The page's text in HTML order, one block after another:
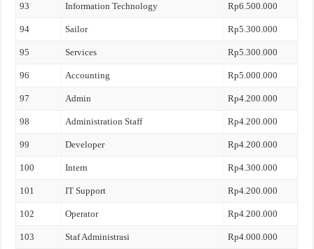
93 Information Technology Rp6.500.000
94 Sailor Rp5.300.000
95 Services Rp5.300.000
96 Accounting Rp5.000.000
97 Admin Rp4.200.000
98 Administration Staff Rp4.200.000
99 Developer Rp4.200.000
100 Intern Rp4.300.000
101 IT Support Rp4.200.000
102 Operator Rp4.200.000
103 Staf Administrasi Rp4.000.000